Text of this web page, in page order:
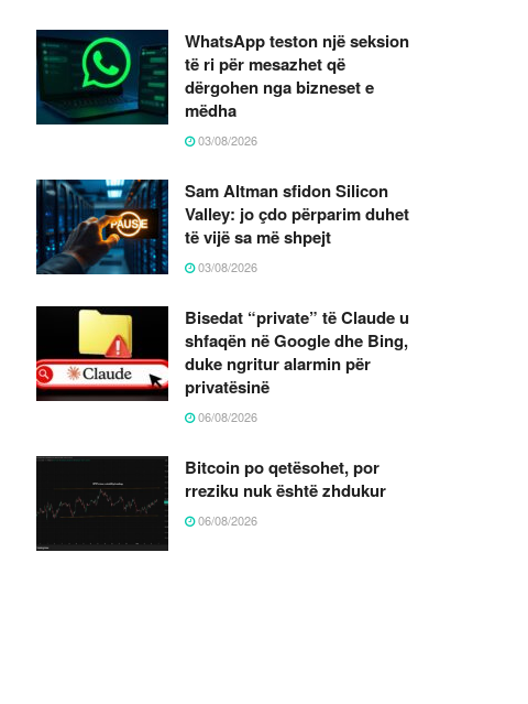
WhatsApp teston një seksion
të ri për mesazhet që
dërgohen nga bizneset e
mëdha
03/08/2026
Sam Altman sfidon Silicon
Valley: jo çdo përparim duhet
të vijë sa më shpejt
03/08/2026
Bisedat “private” të Claude u
shfaqën në Google dhe Bing,
duke ngritur alarmin për
privatësinë
06/08/2026
Bitcoin po qetësohet, por
rreziku nuk është zhdukur
06/08/2026